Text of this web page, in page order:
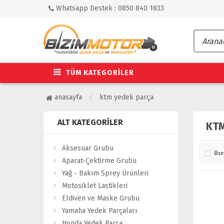
Whatsapp Destek : 0850 840 1833
TÜM KATEGORİLER
anasayfa ktm yedek parça
ALT KATEGORILER
Aksesuar Grubu
Aparat-Çektirme Grubu
Yağ - Bakım Sprey Ürünleri
Motosiklet Lastikleri
Eldiven ve Maske Grubu
Yamaha Yedek Parçaları